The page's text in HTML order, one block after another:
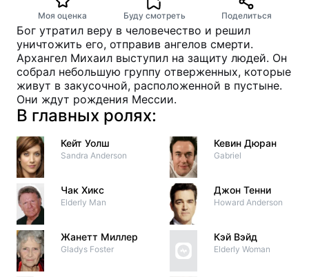
Моя оценка Буду смотреть Поделиться
Бог утратил веру в человечество и решил
уничтожить его, отправив ангелов смерти.
Архангел Михаил выступил на защиту людей. Он
собрал небольшую группу отверженных, которые
живут в закусочной, расположенной в пустыне.
Они ждут рождения Мессии.
В главных ролях:
Кейт Уолш
Sandra Anderson
Чак Хикс
Elderly Man
Жанетт Миллер
Gladys Foster
Кевин Дюран
Gabriel
Джон Тенни
Howard Anderson
Кэй Вэйд
Elderly Woman